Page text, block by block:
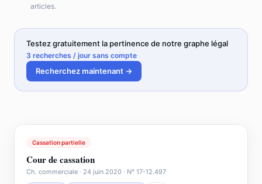
articles.
Testez gratuitement la pertinence de notre graphe légal
3 recherches / jour sans compte
Recherchez maintenant →
Cassation partielle
Cour de cassation
Ch. commerciale · 24 juin 2020 · N° 17-12.497